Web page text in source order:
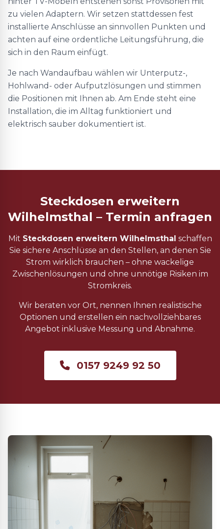
zu vielen Adaptern. Wir setzen stattdessen fest
installierte Anschlüsse an sinnvollen Punkten und
achten auf eine ordentliche Leitungsführung, die
sich in den Raum einfügt.
Je nach Wandaufbau wählen wir Unterputz-,
Hohlwand- oder Aufputzlösungen und stimmen
die Positionen mit Ihnen ab. Am Ende steht eine
Installation, die im Alltag funktioniert und
elektrisch sauber dokumentiert ist.
Steckdosen erweitern
Wilhelmsthal – Termin anfragen
Mit Steckdosen erweitern Wilhelmsthal schaffen
Sie sichere Anschlüsse an den Stellen, an denen Sie
Strom wirklich brauchen – ohne wackelige
Zwischenlösungen und ohne unnötige Risiken im
Stromkreis.
Wir beraten vor Ort, nennen Ihnen realistische
Optionen und erstellen ein nachvollziehbares
Angebot inklusive Messung und Abnahme.
0157 9249 92 50